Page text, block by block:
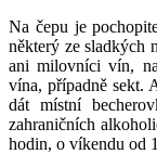
Na čepu je
některý ze sladkých
ani milovníci vín,
vína, případně sekt.
dát místní
zahraničních
hodin, o víkendu od